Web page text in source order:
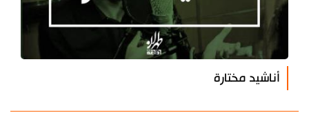
أناشيد مختارة